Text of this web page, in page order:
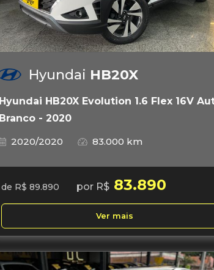
Hyundai HB20X
Hyundai HB20X Evolution 1.6 Flex 16V
Branco - 2020
2020/2020
83.000 km
de R$ 89.890 por R$ 83.890
Ver mais